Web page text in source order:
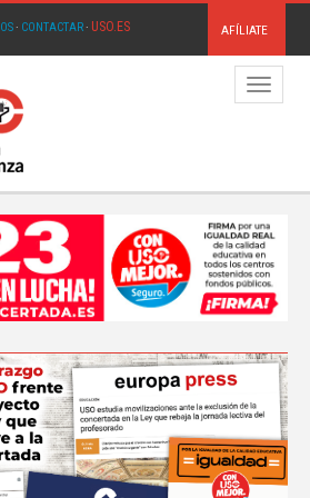
· CONTACTAR· USO.ES AFÍLIATE
Menú